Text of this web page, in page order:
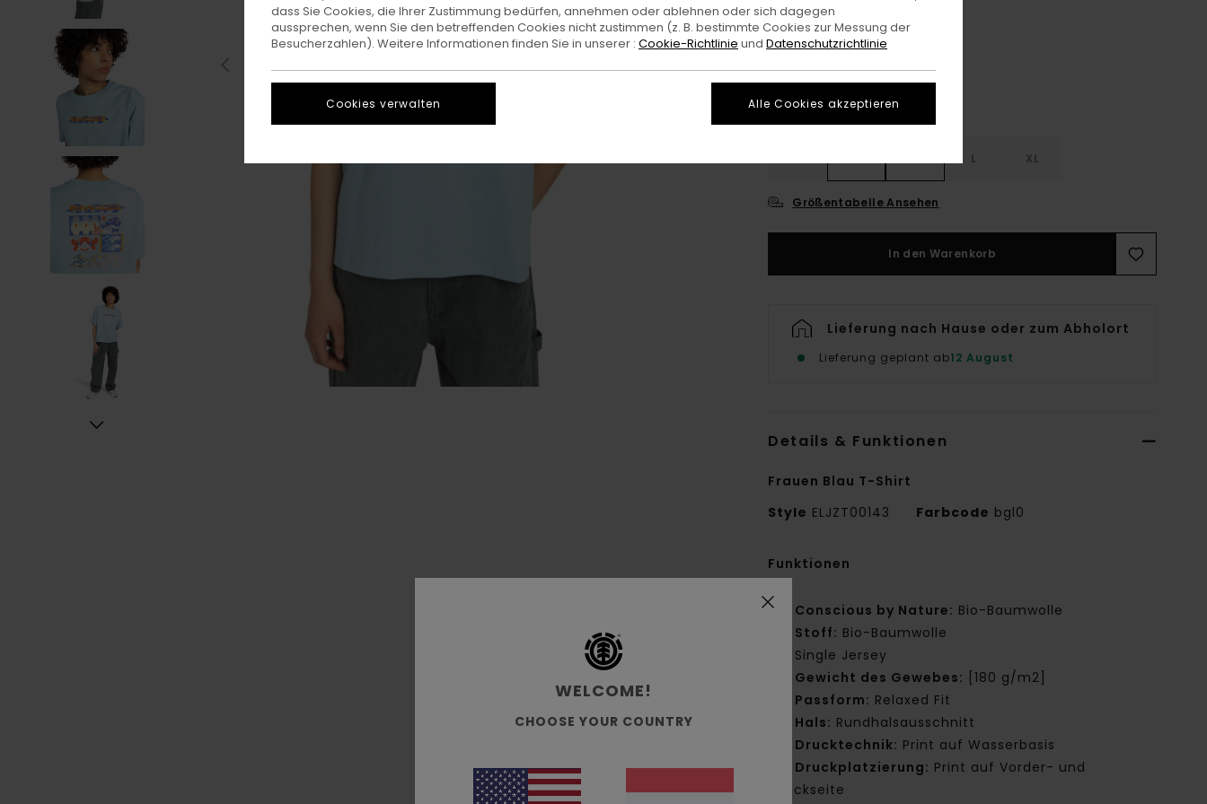
FarbeForget Me Not
L XL
Größentabelle Ansehen
In den Warenkorb
Lieferung nach Hause oder zum Abholort
Lieferung geplant ab12 August
Details & Funktionen
Frauen Blau T-Shirt
Style ELJZT00143 Farbcode bgl0
Funktionen
Conscious by Nature: Bio-Baumwolle
Stoff: Bio-Baumwolle
Single Jersey
Gewicht des Gewebes:
[180 g/m2]
Passform: Relaxed Fit
Hals: Rundhalsausschnitt
Drucktechnik: Print auf Wasserbasis
Druckplatzierung: Print auf Vorder- und
Rückseite
WELCOME!
CHOOSE YOUR COUNTRY
dass Sie Cookies, die Ihrer Zustimmung bedürfen, annehmen oder ablehnen oder sich dagegen
aussprechen, wenn Sie den betreffenden Cookies nicht zustimmen (z. B. bestimmte Cookies zur Messung der
Besucherzahlen). Weitere Informationen finden Sie in unserer : Cookie-Richtlinie und Datenschutzrichtlinie
Cookies verwalten Alle Cookies akzeptieren